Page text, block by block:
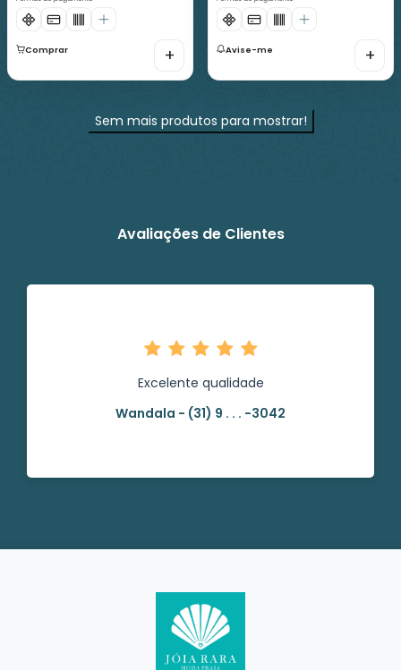
Comprar + Avise-me +
Sem mais produtos para mostrar!
Avaliações de Clientes
Excelente qualidade
Wandala - (31) 9 . . . -3042